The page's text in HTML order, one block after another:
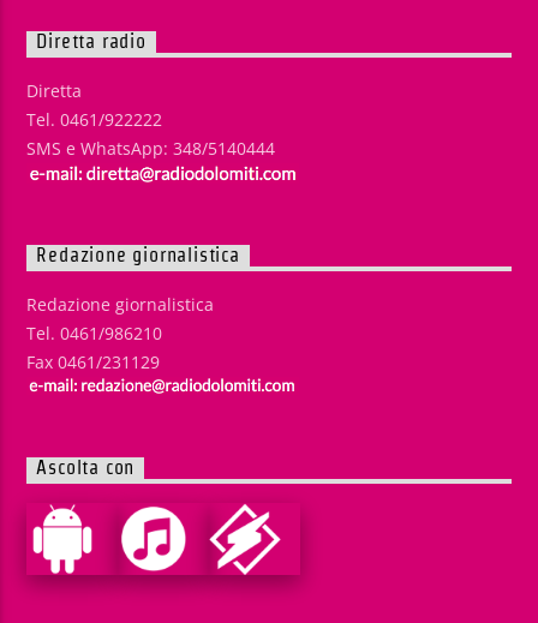
Diretta radio
Diretta
Tel. 0461/922222
SMS e WhatsApp: 348/5140444
Redazione giornalistica
Redazione giornalistica
Tel. 0461/986210
Fax 0461/231129
Ascolta con